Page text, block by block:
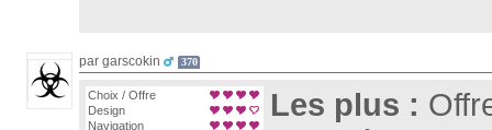
par garscokin 370
Choix / Offre
Design
Navigation
Les plus :